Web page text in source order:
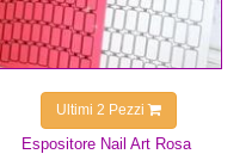
Espositore Nail Art Rosa
Ultimi 2 Pezzi